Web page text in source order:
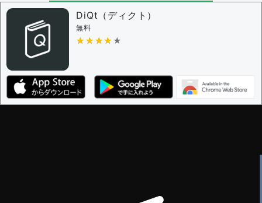
DiQt（ディクト）
無料
★★★★★
★★★★★